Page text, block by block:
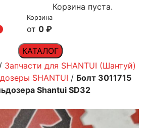
Корзина
0 ₽
Корзина пуста.
КАТАЛОГ
/ Запчасти для SHANTUI (Шантуй)
SHANTUI / Болт 3011715
Shantui SD32